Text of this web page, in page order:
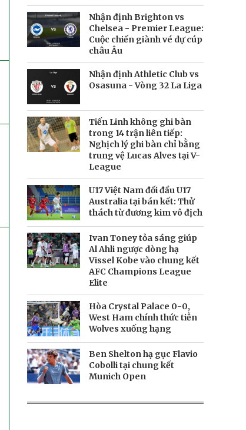
Nhận định Brighton vs
Chelsea - Premier League:
Cuộc chiến giành vé dự cúp
châu Âu
Nhận định Athletic Club vs
Osasuna - Vòng 32 La Liga
Tiến Linh không ghi bàn
trong 14 trận liên tiếp:
Nghịch lý ghi bàn chỉ bằng
trung vệ Lucas Alves tại V-
League
U17 Việt Nam đối đầu U17
Australia tại bán kết: Thử
thách từ đương kim vô địch
Ivan Toney tỏa sáng giúp
Al Ahli ngược dòng hạ
Vissel Kobe vào chung kết
AFC Champions League
Elite
Hòa Crystal Palace 0-0,
West Ham chính thức tiễn
Wolves xuống hạng
Ben Shelton hạ gục Flavio
Cobolli tại chung kết
Munich Open